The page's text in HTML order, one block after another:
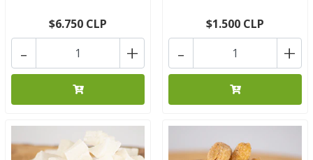
$6.750 CLP
+
-
$1.500 CLP
+
-